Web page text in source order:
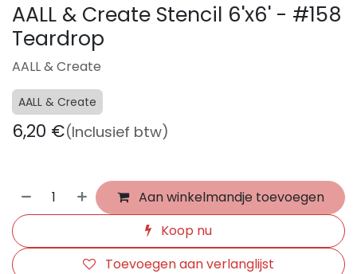
AALL & Create Stencil 6'x6' - #158
Teardrop
AALL & Create
AALL & Create
6,20 €(Inclusief btw)
Aan winkelmandje toevoegen
Koop nu
Toevoegen aan verlanglijst